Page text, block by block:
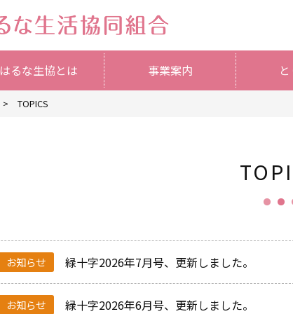
はるな生協とは 事業案内
TOPICS
お知らせ 緑十字2026年7月号、更新しました。
お知らせ 緑十字2026年6月号、更新しました。